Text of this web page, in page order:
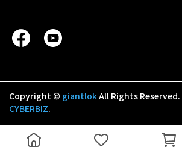
Copyright © giantlokAll Rights Reserved.
CYBERBIZ.